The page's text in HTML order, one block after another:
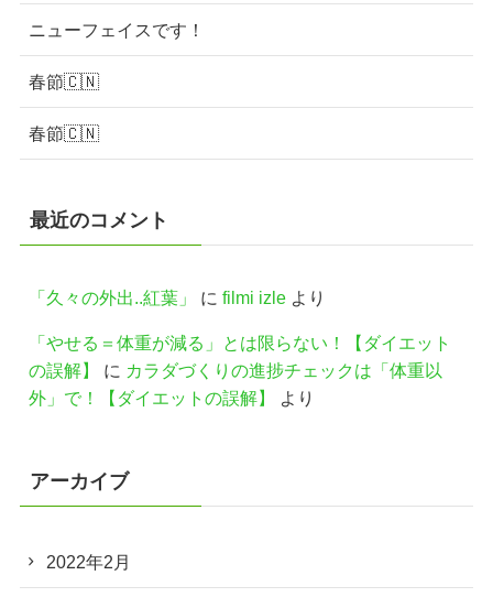
ニューフェイスです！
春節🇨🇳
春節🇨🇳
最近のコメント
「久々の外出..紅葉」 に filmi izleより
「やせる＝体重が減る」とは限らない！【ダイエット
の誤解】
に カラダづくりの進捗チェックは「体重以
外」で！【ダイエットの誤解】
より
アーカイブ
2022年2月